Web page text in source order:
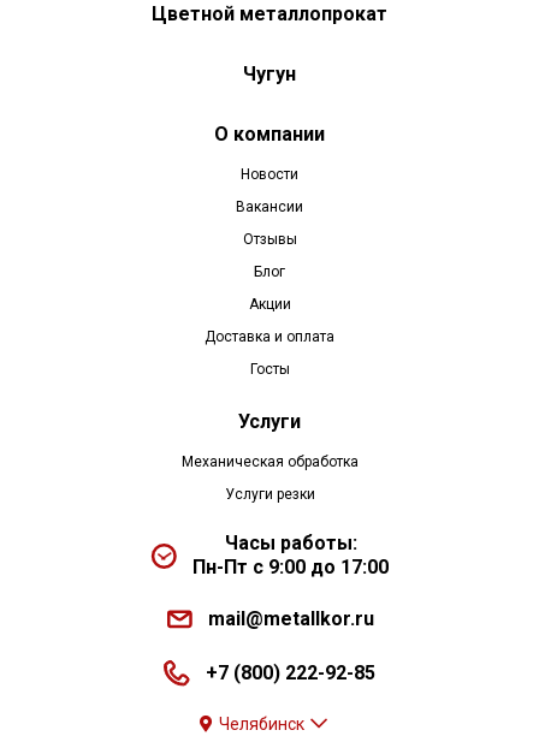
Цветной металлопрокат
Чугун
О компании
Новости
Вакансии
Отзывы
Блог
Акции
Доставка и оплата
Госты
Услуги
Механическая обработка
Услуги резки
Часы работы:
Пн-Пт с 9:00 до 17:00
mail@metallkor.ru
+7 (800) 222-92-85
Челябинск